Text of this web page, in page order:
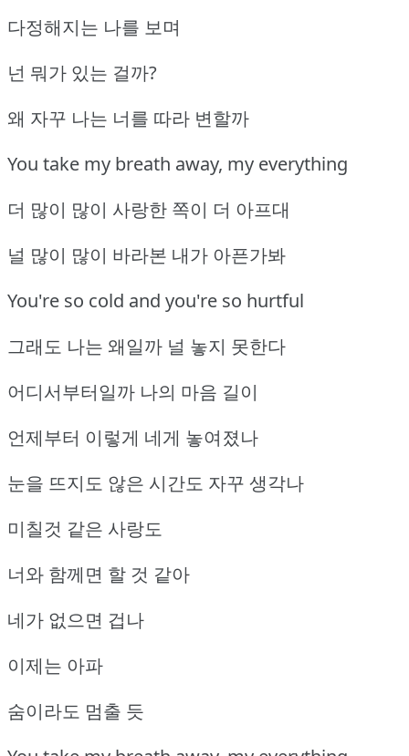
다정해지는 나를 보며
넌 뭐가 있는 걸까?
왜 자꾸 나는 너를 따라 변할까
You take my breath away, my everything
더 많이 많이 사랑한 쪽이 더 아프대
널 많이 많이 바라본 내가 아픈가봐
You're so cold and you're so hurtful
그래도 나는 왜일까 널 놓지 못한다
어디서부터일까 나의 마음 길이
언제부터 이렇게 네게 놓여졌나
눈을 뜨지도 않은 시간도 자꾸 생각나
미칠것 같은 사랑도
너와 함께면 할 것 같아
네가 없으면 겁나
이제는 아파
숨이라도 멈출 듯